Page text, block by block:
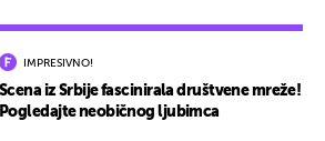
IMPRESIVNO!
Scena iz Srbije fascinirala društvene mreže!
Pogledajte neobičnog ljubimca